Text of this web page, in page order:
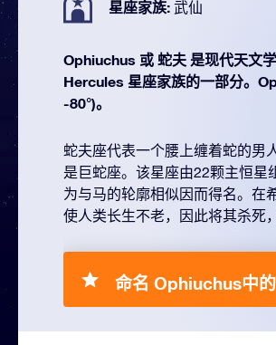
星座家族: 武仙
Ophiuchus 或 蛇夫 是现代天文
Hercules 星座家族的一部分。
-80°)。
蛇夫座代表一个腰上缠着蛇的男
是巨蛇座。该星座由22颗主恒星
为与马的轮廓相似因而得名。在
使人类长生不老，因此将其杀死
命名 Ophiuchus中的